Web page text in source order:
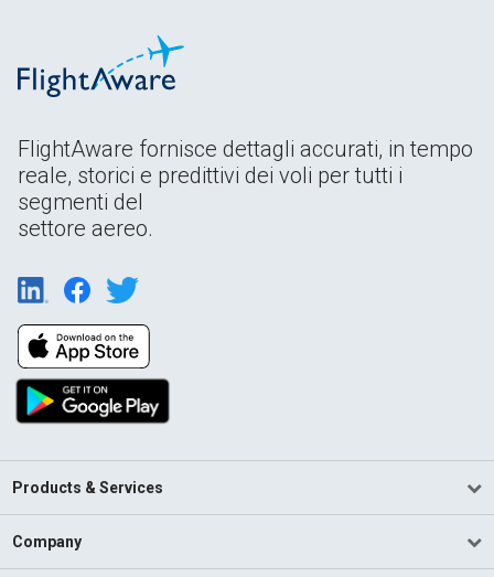
FlightAware fornisce dettagli accurati, in tempo
reale, storici e predittivi dei voli per tutti i
segmenti del
settore aereo.
Products & Services
Company